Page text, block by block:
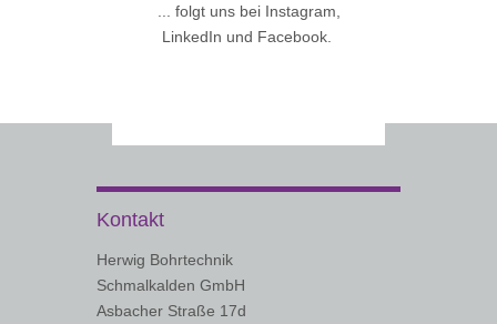
... folgt uns bei Instagram,
LinkedIn und Facebook.
Kontakt
Herwig Bohrtechnik
Schmalkalden GmbH
Asbacher Straße 17d